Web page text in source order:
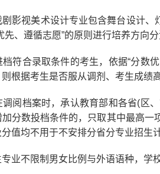
视美术设计专业包含舞台设计、
先、遵循志愿”的原则进行培养方向
合录取条件的考生，依据“分数优
根据考生是否服从调剂、考生成绩
档案时，承认教育部和各省(区、
分数投档条件的，只取其中最高
值均不用于不安排分省分专业招生
不限制男女比例与外语语种，学